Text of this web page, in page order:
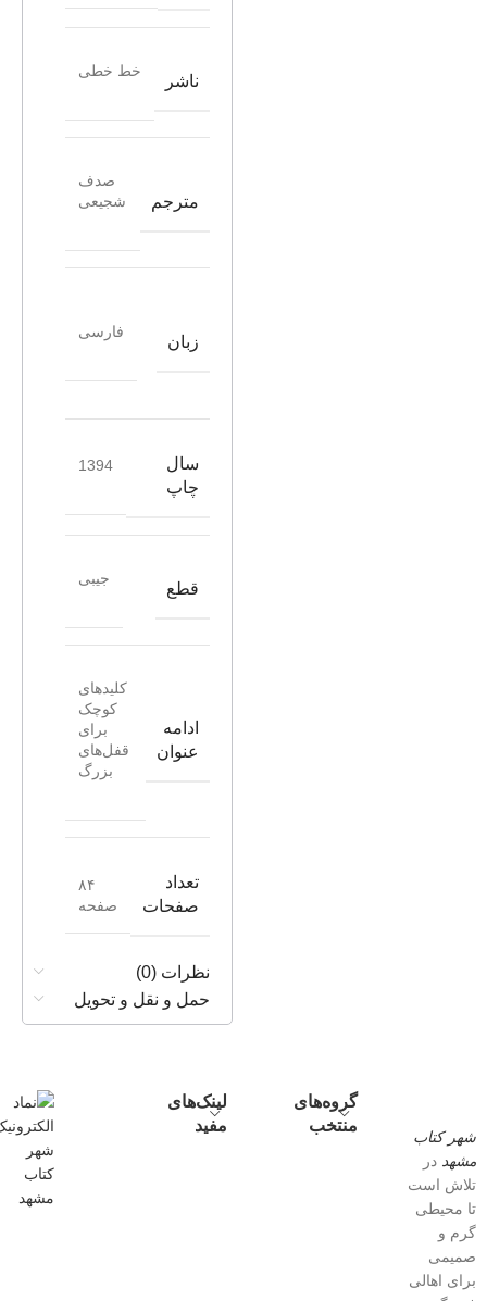
ناشر
خط خطی
مترجم
صدف
شجیعی
زبان
فارسی
سال
چاپ
1394
قطع
جیبی
ادامه
عنوان
کلیدهای
کوچک
برای
قفل‌های
بزرگ
تعداد
صفحات
۸۴
صفحه
نظرات (0)
حمل و نقل و تحویل
شهر کتاب
مشهد در
تلاش است
تا محیطی
گرم و
صمیمی
برای اهالی
گروه‌های
منتخب
لینک‌های
مفید